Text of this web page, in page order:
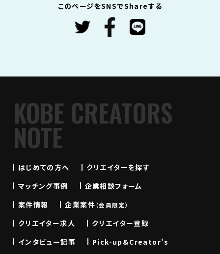
このページをSNSでShareする
KOBE CREATORS
NOTE
はじめての方へ
クリエイターを探す
マッチング事例
企業相談フォーム
案件情報
企業案件（会員限定）
クリエイター求人
クリエイター登録
インタビュー記事
Pick-up&Creator's